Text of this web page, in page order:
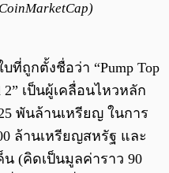
ที่ถูกตั้งชื่อว่า “Pump Top
2” เป็นผู้เคลื่อนไหวหลัก
พันล้านเหรียญ ในการ
ล้านเหรียญสหรัฐ และ
(คิดเป็นมูลค่าราว 90